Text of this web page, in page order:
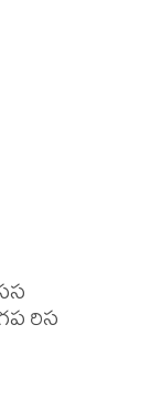
రిస